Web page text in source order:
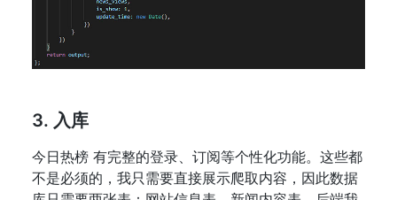
3. 入库
今日热榜 有完整的登录、订阅等个性化功能。这些都
不是必须的，我只需要直接展示爬取内容，因此数据